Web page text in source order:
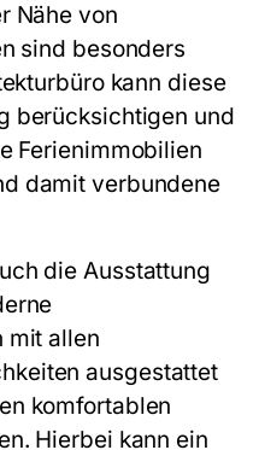
Nähe von
sind besonders
kann diese
berücksichtigen und
Ferienimmobilien
damit verbundene
die Ausstattung
mit allen
ausgestattet
komfortablen
Hierbei kann ein